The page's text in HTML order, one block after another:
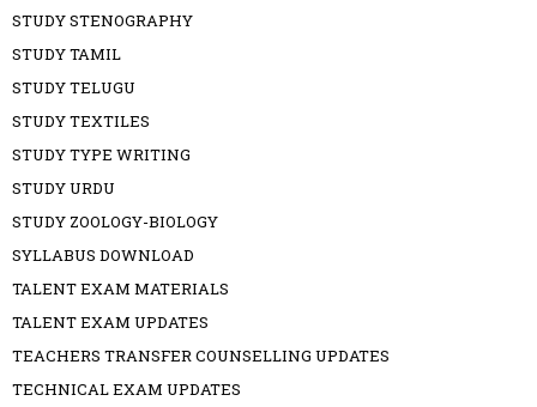
STUDY STENOGRAPHY
STUDY TAMIL
STUDY TELUGU
STUDY TEXTILES
STUDY TYPE WRITING
STUDY URDU
STUDY ZOOLOGY-BIOLOGY
SYLLABUS DOWNLOAD
TALENT EXAM MATERIALS
TALENT EXAM UPDATES
TEACHERS TRANSFER COUNSELLING UPDATES
TECHNICAL EXAM UPDATES